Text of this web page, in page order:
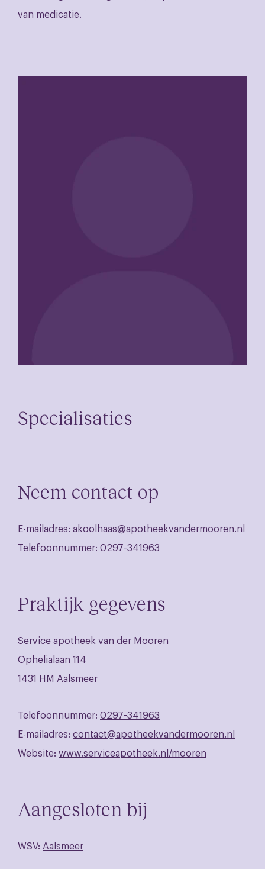
van medicatie.
Specialisaties
Neem contact op
E-mailadres: akoolhaas@apotheekvandermooren.nl
Telefoonnummer: 0297-341963
Praktijk gegevens
Service apotheek van der Mooren
Ophelialaan 114
1431 HM Aalsmeer
Telefoonnummer: 0297-341963
E-mailadres: contact@apotheekvandermooren.nl
Website: www.serviceapotheek.nl/mooren
Aangesloten bij
WSV: Aalsmeer